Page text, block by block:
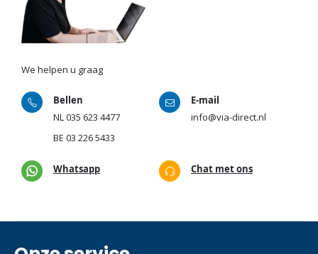
We helpen u graag
Bellen
NL035 623 4477
BE 03 226 5433
E-mail
info@via-direct.nl
Whatsapp Chat met ons